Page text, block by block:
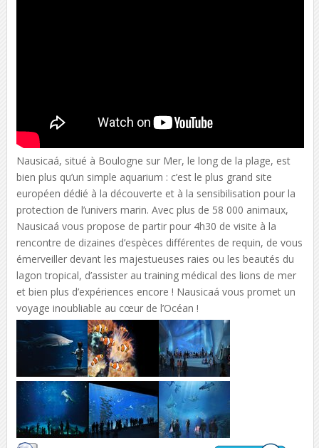
Nausicaá, situé à Boulogne sur Mer, le long de la plage, est
bien plus qu’un simple aquarium : c’est le plus grand site
européen dédié à la découverte et à la sensibilisation pour la
protection de l’univers marin. Avec plus de 58 000 animaux,
Nausicaá vous propose de partir pour 4h30 de visite à la
rencontre de dizaines d’espèces différentes de requin, de vous
émerveiller devant les majestueuses raies ou les beautés du
lagon tropical, d’assister au training médical des lions de mer
et bien plus d’expériences encore ! Nausicaá vous promet un
voyage inoubliable au cœur de l’Océan !